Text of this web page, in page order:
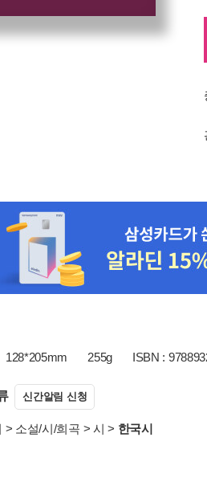
128*205mm 255g ISBN :
신간알림 신청
> 소설/시/희곡 > 시 > 한국시